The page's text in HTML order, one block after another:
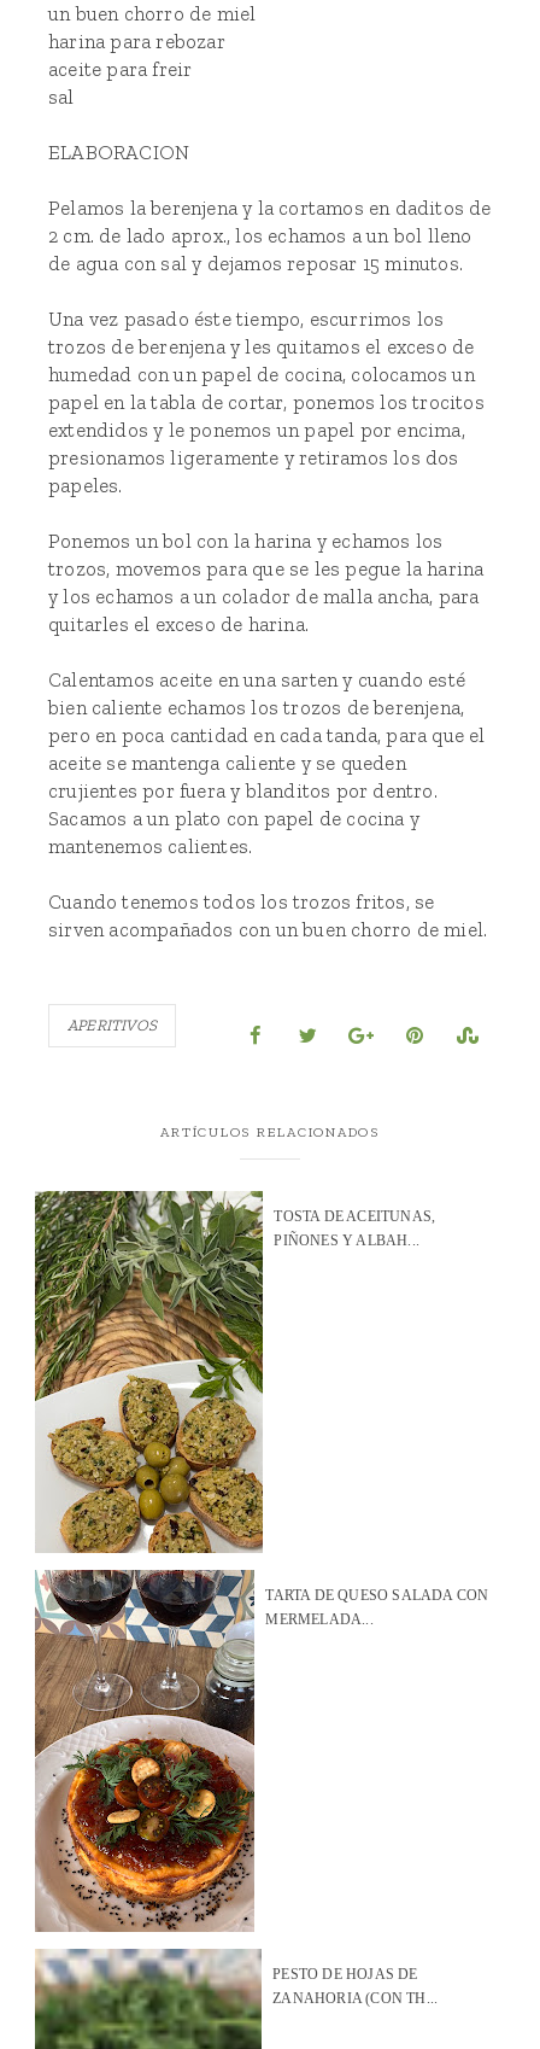
un buen chorro de miel
harina para rebozar
aceite para freir
sal
ELABORACION
Pelamos la berenjena y la cortamos en daditos de
2 cm. de lado aprox., los echamos a un bol lleno
de agua con sal y dejamos reposar 15 minutos.
Una vez pasado éste tiempo, escurrimos los
trozos de berenjena y les quitamos el exceso de
humedad con un papel de cocina, colocamos un
papel en la tabla de cortar, ponemos los trocitos
extendidos y le ponemos un papel por encima,
presionamos ligeramente y retiramos los dos
papeles.
Ponemos un bol con la harina y echamos los
trozos, movemos para que se les pegue la harina
y los echamos a un colador de malla ancha, para
quitarles el exceso de harina.
Calentamos aceite en una sarten y cuando esté
bien caliente echamos los trozos de berenjena,
pero en poca cantidad en cada tanda, para que el
aceite se mantenga caliente y se queden
crujientes por fuera y blanditos por dentro.
Sacamos a un plato con papel de cocina y
mantenemos calientes.
Cuando tenemos todos los trozos fritos, se
sirven acompañados con un buen chorro de miel.
APERITIVOS
ARTÍCULOS RELACIONADOS
TOSTA DE ACEITUNAS,
PIÑONES Y ALBAH...
TARTA DE QUESO SALADA CON
MERMELADA...
PESTO DE HOJAS DE
ZANAHORIA (CON TH...